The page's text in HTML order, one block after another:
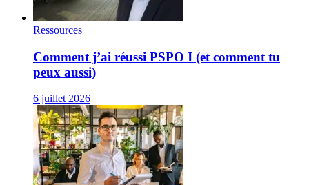
Ressources
Comment j’ai réussi PSPO I (et comment tu
peux aussi)
6 juillet 2026